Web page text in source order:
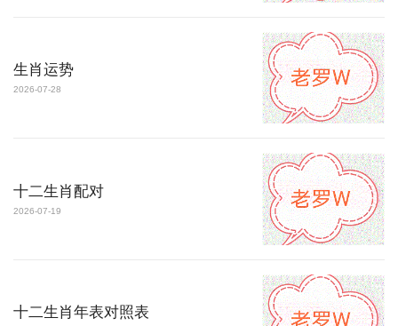
生肖运势
2026-07-28
十二生肖配对
2026-07-19
十二生肖年表对照表